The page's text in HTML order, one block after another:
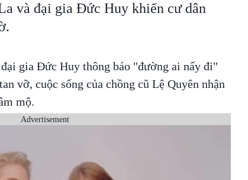
và đại gia Đức Huy khiến cư dân
gia Đức Huy thông báo "đường ai nấy đi"
vỡ, cuộc sống của chồng cũ Lệ Quyên nhận
mộ.
Advertisement